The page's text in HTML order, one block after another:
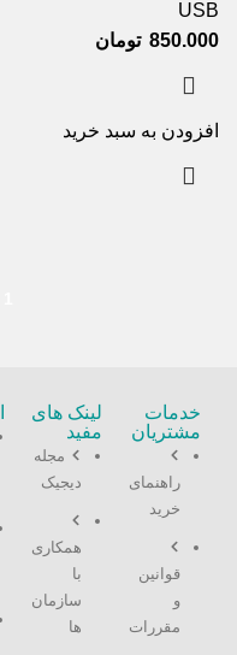
USB
850.000 تومان
افزودن به سبد خرید
خدمات
مشتریان
راهنمای
خرید
قوانین
و
مقررات
لینک های
مفید
مجله
دیجیک
همکاری
با
سازمان
ها